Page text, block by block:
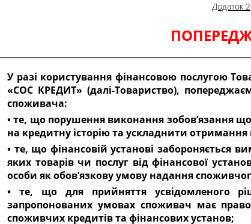
Додаток 2
У разі користування фінансовою послугою
«СОС КРЕДИТ» (далі-Товариство),
споживача:
• те, що порушення виконання зобов’язання
на кредитну історію та ускладнити
• те, що фінансовій установі забороняється
яких товарів чи послуг від фінансової
особи як обов’язкову умову надання
• те, що для прийняття усвідомленого
запропонованих умовах споживач має
споживчих кредитів та фінансових установ;